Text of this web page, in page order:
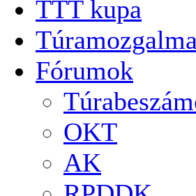
TTT kupa
Fórumok
OKT
AK